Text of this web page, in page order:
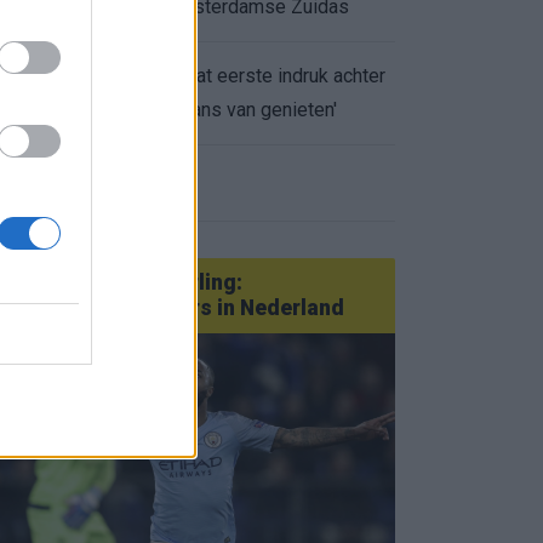
appartement op Amsterdamse Zuidas
Marcos Leonardo laat eerste indruk achter
bij Ajax: 'Hier gaan fans van genieten'
Van Götze tot Sterling:
statementtransfers in Nederland